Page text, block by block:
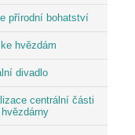
přírodní bohatství
hvězdám
divadlo
centrální části